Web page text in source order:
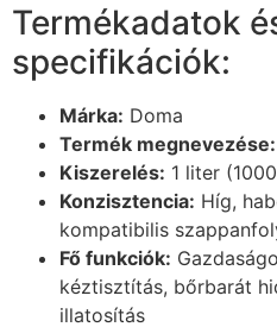
Termékadatok
specifikációk:
Márka: Doma
Termék megnevezése:
Kiszerelés: 1 liter
Konzisztencia: Híg,
kompatibilis
Fő funkciók:
kéztisztítás, bőrbarát
illatosítás